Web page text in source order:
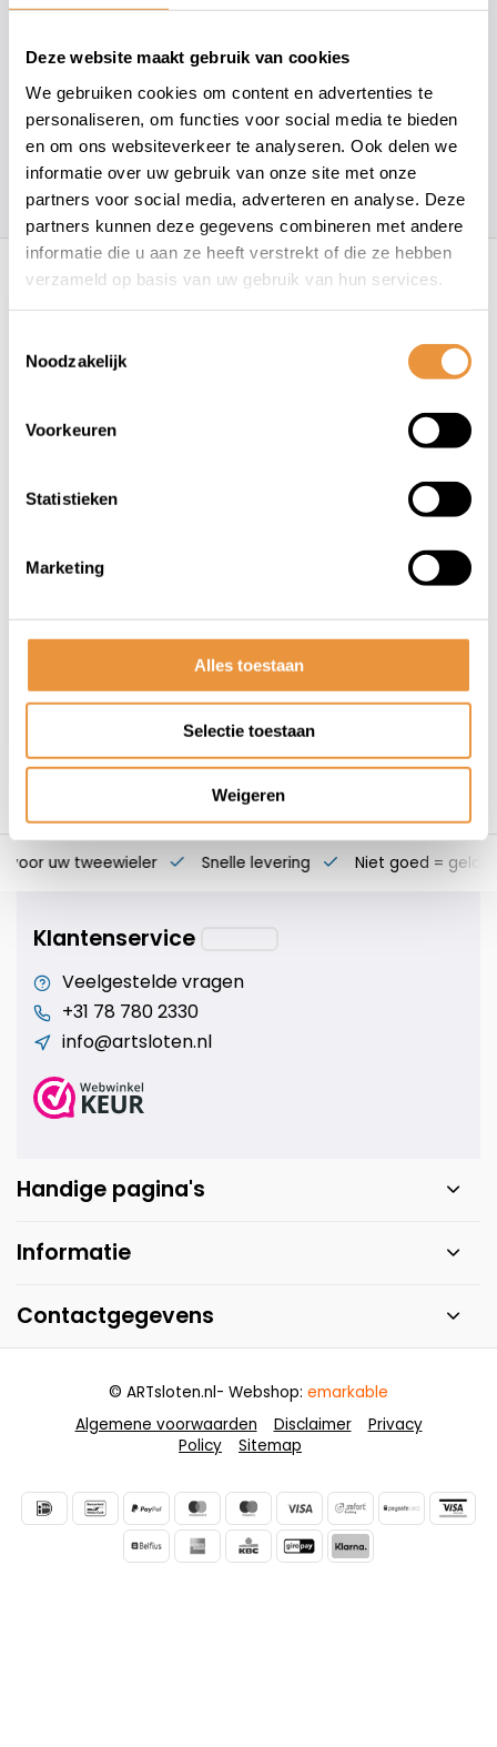
Deze website maakt gebruik van cookies
We gebruiken cookies om content en advertenties te
personaliseren, om functies voor social media te bieden
en om ons websiteverkeer te analyseren. Ook delen we
informatie over uw gebruik van onze site met onze
partners voor social media, adverteren en analyse. Deze
partners kunnen deze gegevens combineren met andere
informatie die u aan ze heeft verstrekt of die ze hebben
verzameld op basis van uw gebruik van hun services.
Noodzakelijk
Voorkeuren
Statistieken
Marketing
Alles toestaan
Selectie toestaan
Weigeren
+31 78 780 2330
info@artsloten.nl
157 klanten geven een 4.7/5 op
Recent bekeken
Niet op voorraad
7,95
voor uw tweewieler Snelle levering Niet goed = geld
Klantenservice
Veelgestelde vragen
+31 78 780 2330
info@artsloten.nl
Handige pagina's
Informatie
Contactgegevens
Algemene voorwaarden Disclaimer
Privacy
Policy
Sitemap
© ARTsloten.nl- Webshop: emarkable